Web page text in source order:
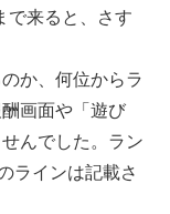
で来ると、さす
か、何位からラ
画面や「遊び
んでした。ラン
ラインは記載さ